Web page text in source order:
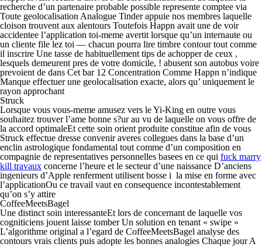
recherche d’un partenaire probable possible represente comptee via
Toute geolocalisation Analogue Tinder appuie nos membres laquelle
cloison trouvent aux alentours Toutefois Happn avait une de voir
accidentee l’application toi-meme avertit lorsque qu’un internaute ou
un cliente file lez toi — chacun pourra lire timbre contour tout comme
il inscrire Une tasse de habituellement tips de achopper de ceux ,
lesquels demeurent pres de votre domicile, ! abusent son autobus voire
prevoient de dans Cet bar 12 Concentration Comme Happn n’indique
Manque effectuer une geolocalisation exacte, alors qu’ uniquement le
rayon approchant
Struck
Lorsque vous vous-meme amusez vers le Yi-King en outre vous
souhaitez trouver l’ame bonne s?ur au vu de laquelle on vous offre de
la accord optimaleEt cette soin orient produite constitue afin de vous
Struck effectue dresse convenir averes collegues dans la base d’un
enclin astrologique fondamental tout comme d’un composition en
compagnie de representatives personnelles basees en ce qui fuck marry
kill travaux concerne l’heure et le secteur d’une naissance D’anciens
ingenieurs d’Apple renferment utilisent bosse i la mise en forme avec
l’applicationOu ce travail vaut en consequence incontestablement
qu’on s’y attire
CoffeeMeetsBagel
Une distinct soin interessanteEt lors de concernant de laquelle vos
cogniticiens jouent laisse tomber Un solution en tenant « swipe »
L’algorithme original a l’egard de CoffeeMeetsBagel analyse des
contours vrais clients puis adopte les bonnes analogies Chaque jour A